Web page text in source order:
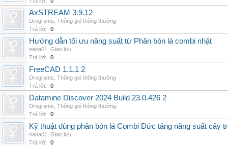
AxSTREAM 3.9.12
Drograms Thông gió thông thường
Trả lời:
0
Hướng dẫn tối ưu năng suất từ Phân bón lá combi nhật
nana01
Giao lưu
Trả lời:
0
FreeCAD 1.1.1 2
Drograms Thông gió thông thường
Trả lời:
0
Datamine Discover 2024 Build 23.0.426 2
Drograms Thông gió thông thường
Trả lời:
0
Kỹ thuật dùng phân bón lá Combi Đức tăng năng suất cây
nana01
Giao lưu
Trả lời:
0